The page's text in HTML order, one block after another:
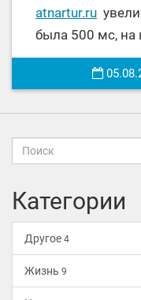
atnartur.ru
была 500 мс,
Категории
Другое 4
Жизнь 9